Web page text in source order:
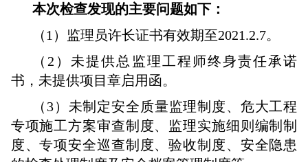
本次检查发现的主要问题如下：
（1）监理员许长证书有效期至2021.2.7。
（2）未提供总监理工程师终身责任承诺
书，未提供项目章启用函。
（3）未制定安全质量监理制度、危大工程
专项施工方案审查制度、监理实施细则编制制
度、专项安全巡查制度、验收制度、安全隐患